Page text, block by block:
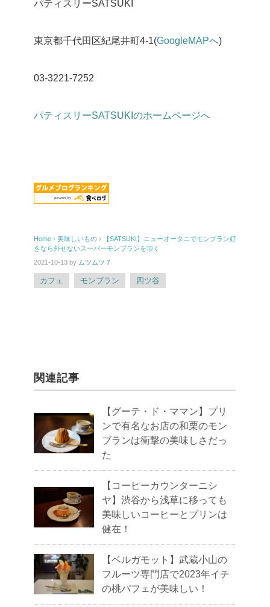
パティスリーSATSUKI
東京都千代田区紀尾井町4-1(GoogleMAPへ)
03-3221-7252
パティスリーSATSUKIのホームページへ
Home › 美味しいもの ›
【SATSUKI】ニューオータニでモンブラン好
きなら外せないスーパーモンブランを頂く
2021-10-13 by ムツムツ７
カフェ モンブラン 四ツ谷
関連記事
【グーテ・ド・ママン】プリ
ンで有名なお店の和栗のモン
ブランは衝撃の美味しさだっ
た
【コーヒーカウンターニシ
ヤ】渋谷から浅草に移っても
美味しいコーヒーとプリンは
健在！
【ベルガモット】武蔵小山の
フルーツ専門店で2023年イチ
の桃パフェが美味しい！